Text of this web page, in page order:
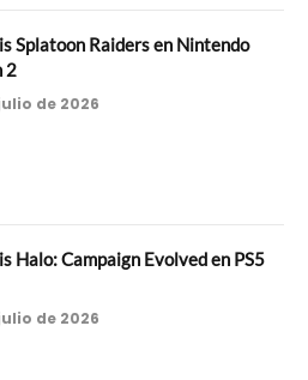
Splatoon Raiders en Nintendo
2
de 2026
Halo: Campaign Evolved en PS5
de 2026